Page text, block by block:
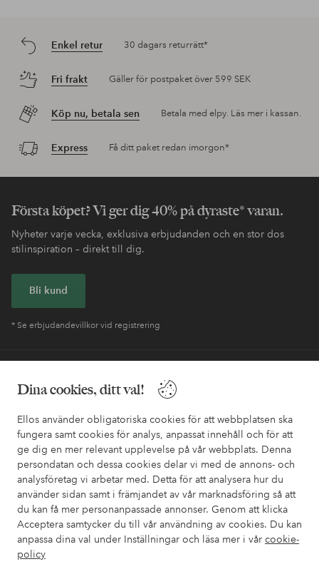
Dina cookies, ditt val!
Ellos använder obligatoriska cookies för att webbplatsen ska
fungera samt cookies för analys, anpassat innehåll och för att
ge dig en mer relevant upplevelse på vår webbplats. Denna
persondatan och dessa cookies delar vi med de annons- och
analysföretag vi arbetar med. Detta för att analysera hur du
använder sidan samt i främjandet av vår marknadsföring så att
du kan få mer personanpassade annonser. Genom att klicka
Acceptera samtycker du till vår användning av cookies. Du kan
anpassa dina val under Inställningar och läsa mer i vår cookie-
policy
Enkel retur 30 dagars returrätt*
Fri frakt Gäller för postpaket över 599 SEK
Köp nu, betala sen Betala med elpy. Läs mer i kassan.
Express Få ditt paket redan imorgon*
Första köpet? Vi ger dig 40% på dyraste* varan.
Nyheter varje vecka, exklusiva erbjudanden och en stor dos
stilinspiration – direkt till dig.
Bli kund
* Se erbjudandevillkor vid registrering
I vår FAQ hittar du svaren på de vanligaste frågorna. Här finns
också information om hur du enklast kontaktar oss.
Kundservice Beställning Betalsätt
Mina sidor
Om Ellos